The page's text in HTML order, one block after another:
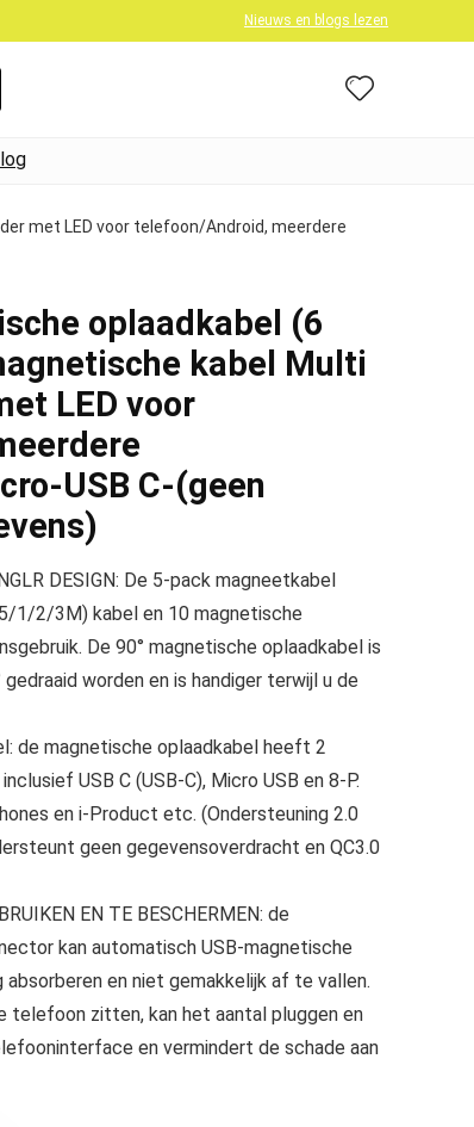
Nieuws en blogs lezen
met LED voor telefoon/Android, meerdere
oplaadkabel (6
kabel Multi
LED voor
USB C-(geen
DESIGN: De 5-pack magneetkabel
1/2/3M) kabel en 10 magnetische
De 90° magnetische oplaadkabel is
worden en is handiger terwijl u de
de magnetische oplaadkabel heeft 2
USB C (USB-C), Micro USB en 8-P.
en i-Product etc. (Ondersteuning 2.0
geen gegevensoverdracht en QC3.0
EN TE BESCHERMEN: de
kan automatisch USB-magnetische
en niet gemakkelijk af te vallen.
telefoon zitten, kan het aantal pluggen en
en vermindert de schade aan